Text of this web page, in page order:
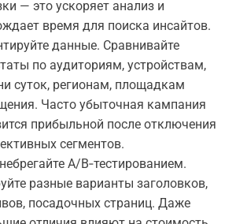
— это ускоряет анализ и
время для поиска инсайтов.
данные. Сравнивайте
по аудиториям, устройствам,
суток, регионам, площадкам
Часто убыточная кампания
прибыльной после отключения
сегментов.
A/B‑тестированием.
разные варианты заголовков,
посадочных страниц. Даже